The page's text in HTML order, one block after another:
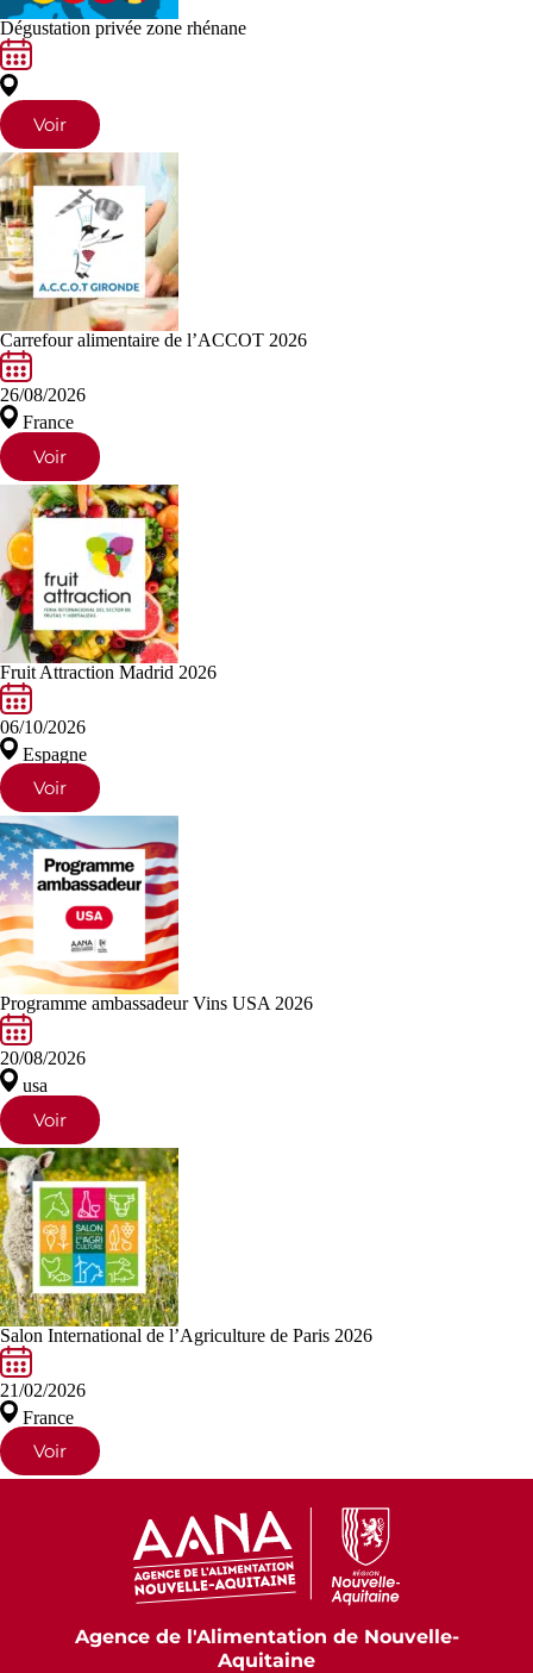
Dégustation privée zone rhénane
Voir
Carrefour alimentaire de l’ACCOT 2026
26/08/2026
France
Voir
Fruit Attraction Madrid 2026
06/10/2026
Espagne
Voir
Programme ambassadeur Vins USA 2026
20/08/2026
usa
Voir
Salon International de l’Agriculture de Paris 2026
21/02/2026
France
Voir
Agence de l'Alimentation de Nouvelle-
Aquitaine